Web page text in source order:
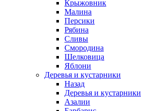
Крыжовник
Малина
Персики
Рябина
Сливы
Смородина
Шелковица
Яблони
Деревья и кустарники
Назад
Деревья и кустарники
Азалии